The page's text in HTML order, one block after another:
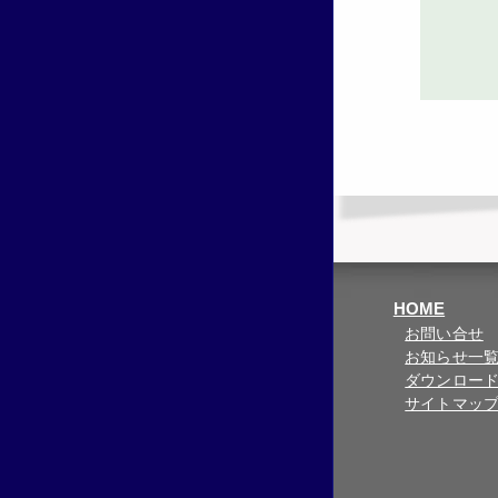
HOME
お問い合せ
お知らせ一覧
ダウンロード
サイトマップ